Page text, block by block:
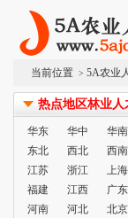
当前位置 > 5A农业
热点地区林业人
华东 华中 华南
东北
西北 西南
江苏
浙江 上海
福建
江西 广东
河南
河北 北京